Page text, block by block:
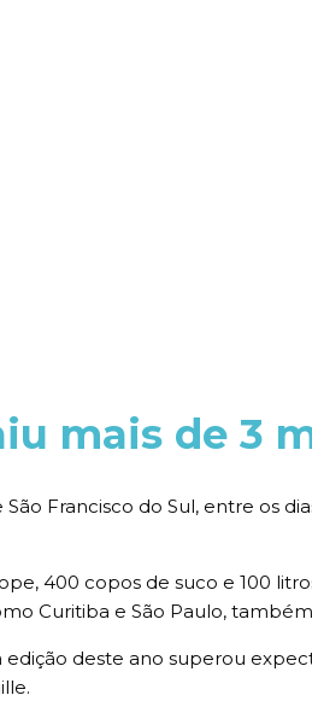
mais de 3
Francisco do Sul, entre os
400 copos de suco e 100
Curitiba e São Paulo,
deste ano superou